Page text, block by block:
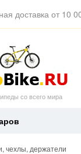
доставка от 10
со всего мира
чехлы, держатели